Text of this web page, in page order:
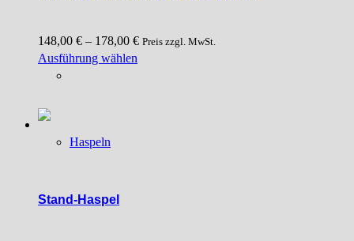
148,00 € – 178,00 € Preis zzgl. MwSt.
Ausführung wählen
Haspeln
Stand-Haspel